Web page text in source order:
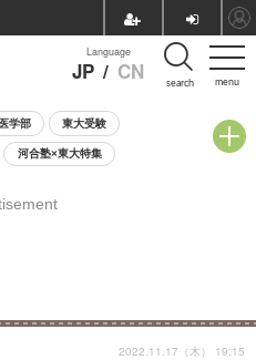
menu
Language
JP / CN search
医学部 東大受験
河合塾×東大特集
明会・相談会
2022.11.17（木） 19:15